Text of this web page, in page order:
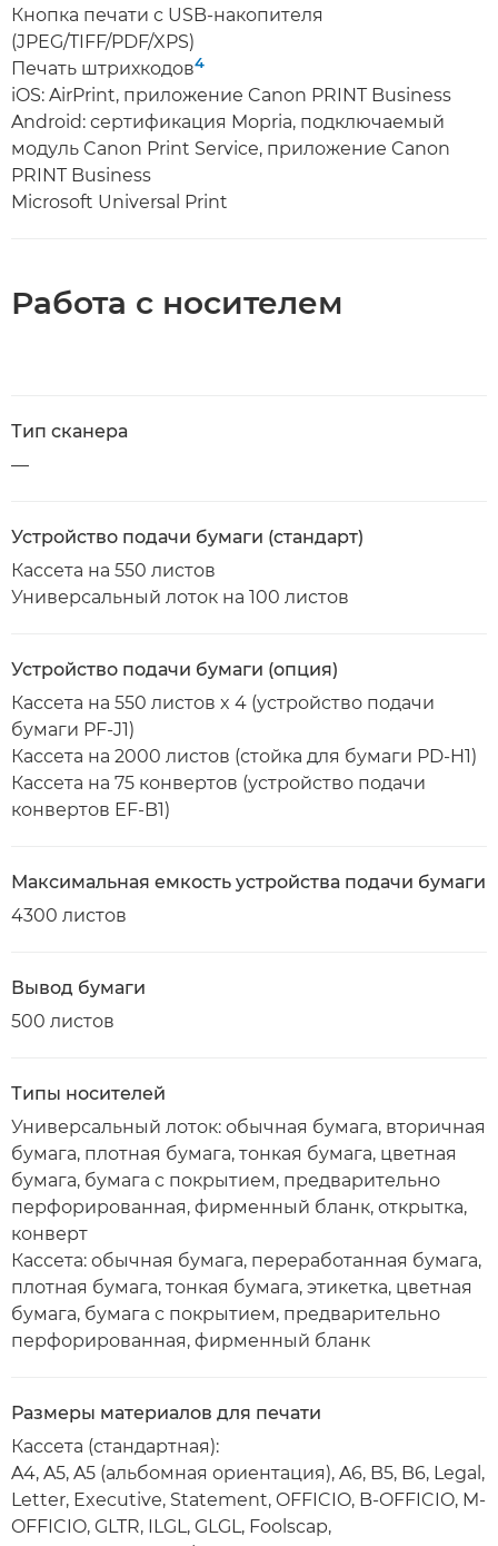
Кнопка печати с USB-накопителя
(JPEG/TIFF/PDF/XPS)
Печать штрихкодов4
iOS: AirPrint, приложение Canon PRINT Business
Android: сертификация Mopria, подключаемый
модуль Canon Print Service, приложение Canon
PRINT Business
Microsoft Universal Print
Работа с носителем
Тип сканера
—
Устройство подачи бумаги (стандарт)
Кассета на 550 листов
Универсальный лоток на 100 листов
Устройство подачи бумаги (опция)
Кассета на 550 листов x 4 (устройство подачи
бумаги PF-J1)
Кассета на 2000 листов (стойка для бумаги PD-H1)
Кассета на 75 конвертов (устройство подачи
конвертов EF-B1)
Максимальная емкость устройства подачи бумаги
4300 листов
Вывод бумаги
500 листов
Типы носителей
Универсальный лоток: обычная бумага, вторичная
бумага, плотная бумага, тонкая бумага, цветная
бумага, бумага с покрытием, предварительно
перфорированная, фирменный бланк, открытка,
конверт
Кассета: обычная бумага, переработанная бумага,
плотная бумага, тонкая бумага, этикетка, цветная
бумага, бумага с покрытием, предварительно
перфорированная, фирменный бланк
Размеры материалов для печати
Кассета (стандартная):
A4, A5, A5 (альбомная ориентация), A6, B5, B6, Legal,
Letter, Executive, Statement, OFFICIO, B-OFFICIO, M-
OFFICIO, GLTR, ILGL, GLGL, Foolscap,